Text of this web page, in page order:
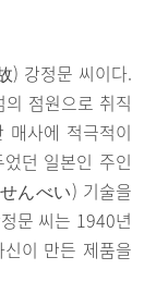
) 강정문 씨이다.
의 점원으로 취직
매사에 적극적이
던 일본인 주인
んべい) 기술을
문 씨는 1940년
이 만든 제품을